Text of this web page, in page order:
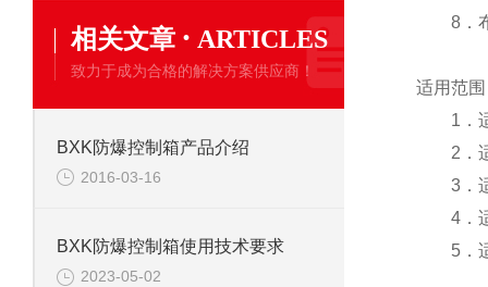
相关文章 · ARTICLES
致力于成为合格的解决方案供应商！
BXK防爆控制箱产品介绍
2016-03-16
BXK防爆控制箱使用技术要求
2023-05-02
8．布
适用范
1．适
2．适
3．适
4．适
5．适